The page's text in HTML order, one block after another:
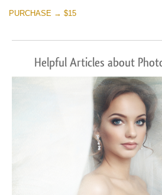
PURCHASE → $15
Helpful Articles about